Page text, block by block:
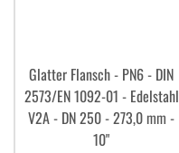
Glatter Flansch - PN6 - DIN
2573/EN 1092-01 - Edelstahl
V2A - DN 250 - 273,0 mm -
10"